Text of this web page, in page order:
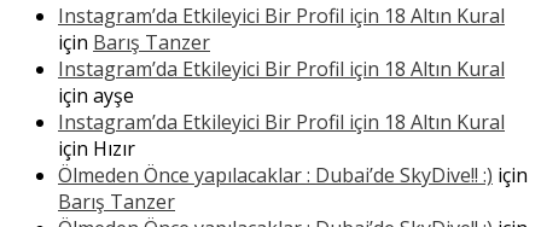
Instagram’da Etkileyici Bir Profil için 18 Altın Kural
için Barış Tanzer
Instagram’da Etkileyici Bir Profil için 18 Altın Kural
için ayşe
Instagram’da Etkileyici Bir Profil için 18 Altın Kural
için Hızır
Ölmeden Önce yapılacaklar : Dubai’de SkyDive!! :) için
Barış Tanzer